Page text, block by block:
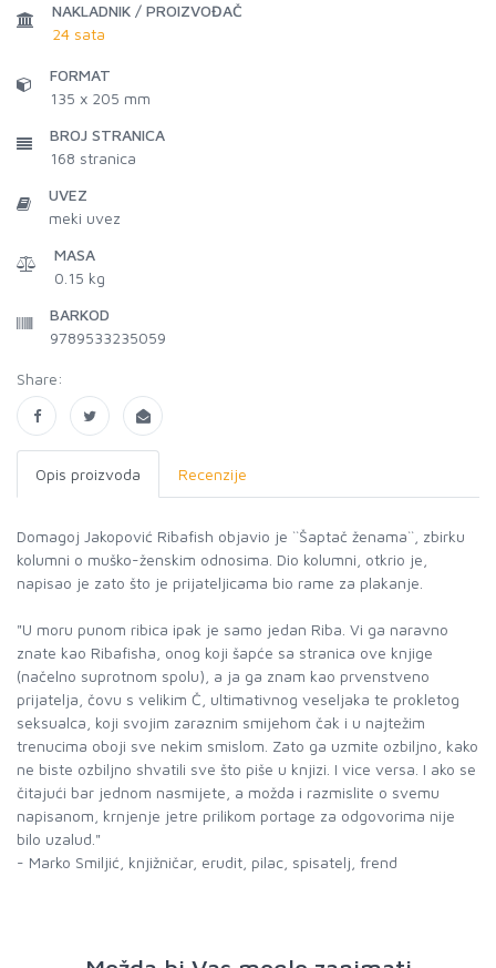
NAKLADNIK / PROIZVOĐAČ
24 sata
FORMAT
135 x 205 mm
BROJ STRANICA
168 stranica
UVEZ
meki uvez
MASA
0.15 kg
BARKOD
9789533235059
Share:
Opis proizvoda Recenzije
Domagoj Jakopović Ribafish objavio je ``Šaptač ženama``, zbirku
kolumni o muško-ženskim odnosima. Dio kolumni, otkrio je,
napisao je zato što je prijateljicama bio rame za plakanje.
"U moru punom ribica ipak je samo jedan Riba. Vi ga naravno
znate kao Ribafisha, onog koji šapće sa stranica ove knjige
(načelno suprotnom spolu), a ja ga znam kao prvenstveno
prijatelja, čovu s velikim Č, ultimativnog veseljaka te prokletog
seksualca, koji svojim zaraznim smijehom čak i u najtežim
trenucima oboji sve nekim smislom. Zato ga uzmite ozbiljno, kako
ne biste ozbiljno shvatili sve što piše u knjizi. I vice versa. I ako se
čitajući bar jednom nasmijete, a možda i razmislite o svemu
napisanom, krnjenje jetre prilikom portage za odgovorima nije
bilo uzalud."
- Marko Smiljić, knjižničar, erudit, pilac, spisatelj, frend